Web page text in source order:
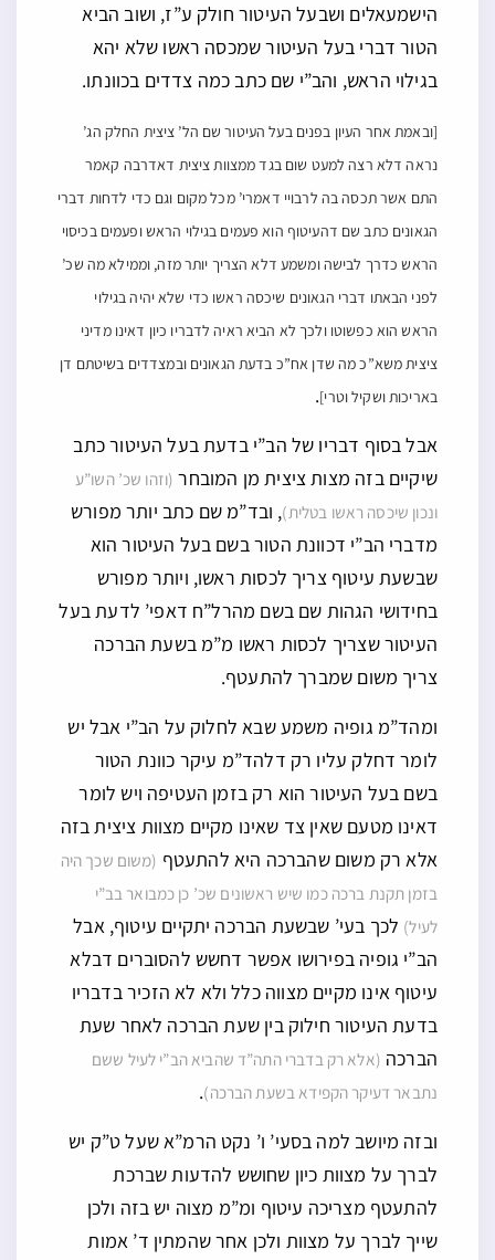
הישמעאלים ושבעל העיטור חולק ע”ז, ושוב הביא
הטור דברי בעל העיטור שמכסה ראשו שלא יהא
בגילוי הראש, והב”י שם כתב כמה צדדים בכוונתו.
[ובאמת אחר העיון בפנים בעל העיטור שם הל’ ציצית החלק הג’
נראה דלא רצה למעט שום בגד ממצוות ציצית דאדרבה קאמר
התם אשר תכסה בה לרבויי דאמרי’ מכל מקום וגם כדי לדחות דברי
הגאונים כתב שם דהעיטוף הוא פעמים בגילוי הראש ופעמים בכיסוי
הראש כדרך לבישה ומשמע דלא הצריך יותר מזה, וממילא מה שכ’
לפני הבאתו דברי הגאונים שיכסה ראשו כדי שלא יהיה בגילוי
הראש הוא כפשוטו ולכך לא הביא ראיה לדבריו כיון דאינו מדיני
ציצית משא”כ מה שדן אח”כ בדעת הגאונים ובמצדדים בשיטתם דן
באריכות ושקיל וטרי].
אבל בסוף דבריו של הב”י בדעת בעל העיטור כתב
שיקיים בזה מצות ציצית מן המובחר (וזהו שכ’ השו”ע
ונכון שיכסה ראשו בטלית), ובד”מ שם כתב יותר מפורש
מדברי הב”י דכוונת הטור בשם בעל העיטור הוא
שבשעת עיטוף צריך לכסות ראשו, ויותר מפורש
בחידושי הגהות שם בשם מהרל”ח דאפי’ לדעת בעל
העיטור שצריך לכסות ראשו מ”מ בשעת הברכה
צריך משום שמברך להתעטף.
ומהד”מ גופיה משמע שבא לחלוק על הב”י אבל יש
לומר דחלק עליו רק דלהד”מ עיקר כוונת הטור
בשם בעל העיטור הוא רק בזמן העטיפה ויש לומר
דאינו מטעם שאין צד שאינו מקיים מצוות ציצית בזה
אלא רק משום שהברכה היא להתעטף (משום שכך היה
בזמן תקנת ברכה כמו שיש ראשונים שכ’ כן כמבואר בב”י
לעיל) לכך בעי’ שבשעת הברכה יתקיים עיטוף, אבל
הב”י גופיה בפירושו אפשר דחשש להסוברים דבלא
עיטוף אינו מקיים מצווה כלל ולא לא הזכיר בדבריו
בדעת העיטור חילוק בין שעת הברכה לאחר שעת
הברכה (אלא רק בדברי התה”ד שהביא הב”י לעיל ששם
נתבאר דעיקר הקפידא בשעת הברכה).
ובזה מיושב למה בסעי’ ו’ נקט הרמ”א שעל ט”ק יש
לברך על מצוות כיון שחושש להדעות שברכת
להתעטף מצריכה עיטוף ומ”מ מצוה יש בזה ולכן
שייך לברך על מצוות ולכן אחר שהמתין ד’ אמות